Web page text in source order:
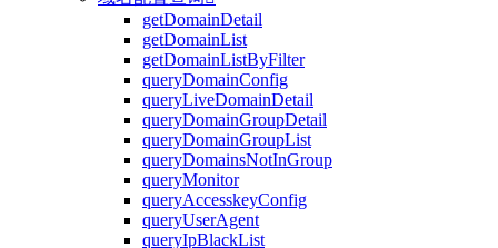
getDomainDetail
getDomainList
getDomainListByFilter
queryDomainConfig
queryLiveDomainDetail
queryDomainGroupDetail
queryDomainGroupList
queryDomainsNotInGroup
queryMonitor
queryAccesskeyConfig
queryUserAgent
queryIpBlackList